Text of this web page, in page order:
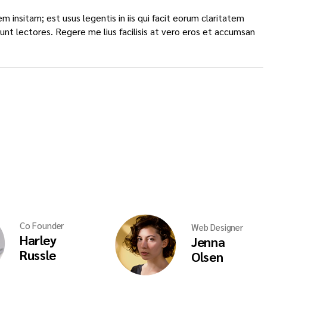
insitam; est usus legentis in iis qui facit eorum claritatem
lectores. Regere me lius facilisis at vero eros et accumsan
Co Founder
Harley
Russle
Web Designer
Jenna
Olsen